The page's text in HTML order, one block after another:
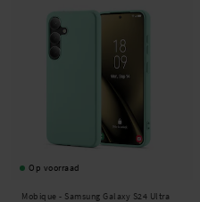
Op voorraad
Mobique - Samsung Galaxy S24 Ultra